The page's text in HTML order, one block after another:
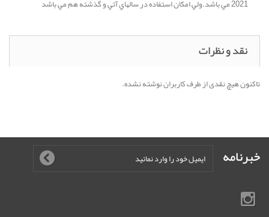
2021 مي باشد.ولي امکان استفاده در سالهاي آتي و گذشته هم مي باشد
نقد و نظرات
تاکنون هیچ نقدی از طرف کاربران نوشته نشده.
خبرنامه